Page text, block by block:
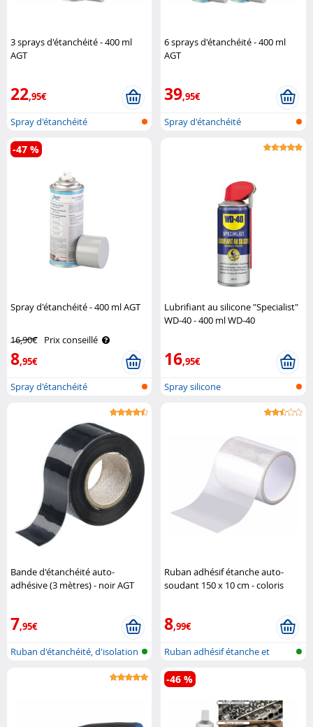
3 sprays d'étanchéité - 400 ml
AGT
22,95€
Spray d'étanchéité
6 sprays d'étanchéité - 400 ml
AGT
39,95€
Spray d'étanchéité
Spray d'étanchéité - 400 ml AGT
16,90€ Prix conseillé
8,95€
-47 %
Spray d'étanchéité
Lubrifiant au silicone "Specialist"
WD-40 - 400 ml WD-40
16,95€
Spray silicone
Bande d'étanchéité auto-
adhésive (3 mètres) - noir AGT
7,95€
Ruban d'étanchéité, d'isolation
Ruban adhésif étanche auto-
soudant 150 x 10 cm - coloris
8,99€
Ruban adhésif étanche et
auto-souda..
-46 %